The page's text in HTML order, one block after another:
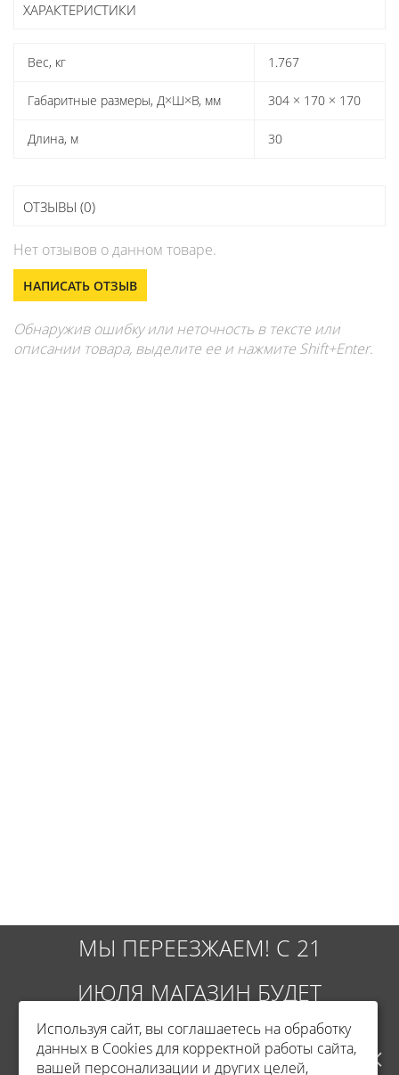
ХАРАКТЕРИСТИКИ
Вес, кг 1.767
Габаритные размеры, Д×Ш×В, мм 304 × 170 × 170
Длина, м 30
ОТЗЫВЫ (0)
Нет отзывов о данном товаре.
НАПИСАТЬ ОТЗЫВ
Обнаружив ошибку или неточность в тексте или
описании товара, выделите ее и нажмите Shift+Enter.
МЫ ПЕРЕЕЗЖАЕМ! С 21
ИЮЛЯ МАГАЗИН БУДЕТ
РАБОТАТЬ ПО НОВОМУ
Используя сайт, вы соглашаетесь на обработку
данных в Cookies для корректной работы сайта,
вашей персонализации и других целей,